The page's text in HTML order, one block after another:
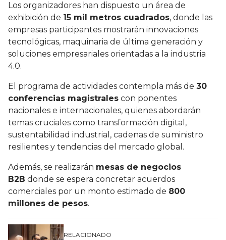
Los organizadores han dispuesto un área de
exhibición de 15 mil metros cuadrados, donde las
empresas participantes mostrarán innovaciones
tecnológicas, maquinaria de última generación y
soluciones empresariales orientadas a la industria
4.0.
El programa de actividades contempla más de 30
conferencias magistrales con ponentes
nacionales e internacionales, quienes abordarán
temas cruciales como transformación digital,
sustentabilidad industrial, cadenas de suministro
resilientes y tendencias del mercado global.
Además, se realizarán mesas de negocios
B2B donde se espera concretar acuerdos
comerciales por un monto estimado de 800
millones de pesos.
RELACIONADO